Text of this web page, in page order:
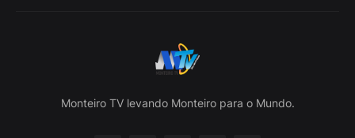
Monteiro TV levando Monteiro para o Mundo.